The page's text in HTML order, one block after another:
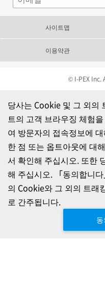
사이트맵
이용약관
© I-PEX Inc.
당사는 Cookie 및 그 외의
트의 고객 브라우징 체험
여 방문자의 접속정보에
한 점 또는 옵트아웃에 대
서 확인해 주십시오. 또한
해 주십시오. 「동의합니
의 Cookie와 그 외의 트래
로 간주됩니다.